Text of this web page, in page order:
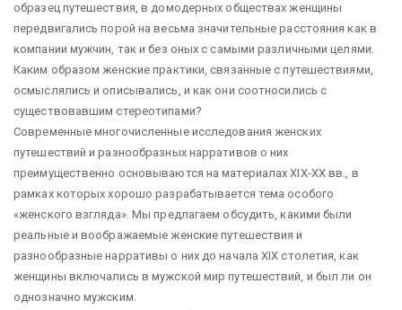
образец путешествия, в домодерных обществах женщины
передвигались порой на весьма значительные расстояния как в
компании мужчин, так и без оных с самыми различными целями.
Каким образом женские практики, связанные с путешествиями,
осмыслялись и описывались, и как они соотносились с
существовавшим стереотипами?
Современные многочисленные исследования женских
путешествий и разнообразных нарративов о них
преимущественно основываются на материалах XIX-XX вв., в
рамках которых хорошо разрабатывается тема особого
«женского взгляда». Мы предлагаем обсудить, какими были
реальные и воображаемые женские путешествия и
разнообразные нарративы о них до начала XIX столетия, как
женщины включались в мужской мир путешествий, и был ли он
однозначно мужским.